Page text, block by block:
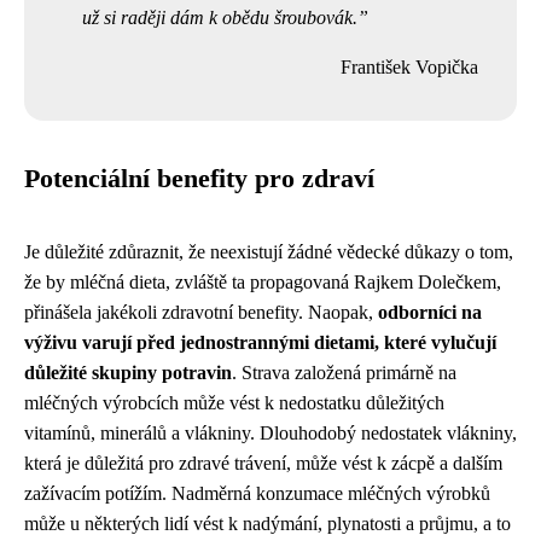
už si raději dám k obědu šroubovák.
František Vopička
Potenciální benefity pro zdraví
Je důležité zdůraznit, že neexistují žádné vědecké důkazy o tom,
že by mléčná dieta, zvláště ta propagovaná Rajkem Dolečkem,
přinášela jakékoli zdravotní benefity. Naopak, odborníci na
výživu varují před jednostrannými dietami, které vylučují
důležité skupiny potravin. Strava založená primárně na
mléčných výrobcích může vést k nedostatku důležitých
vitamínů, minerálů a vlákniny. Dlouhodobý nedostatek vlákniny,
která je důležitá pro zdravé trávení, může vést k zácpě a dalším
zažívacím potížím. Nadměrná konzumace mléčných výrobků
může u některých lidí vést k nadýmání, plynatosti a průjmu, a to